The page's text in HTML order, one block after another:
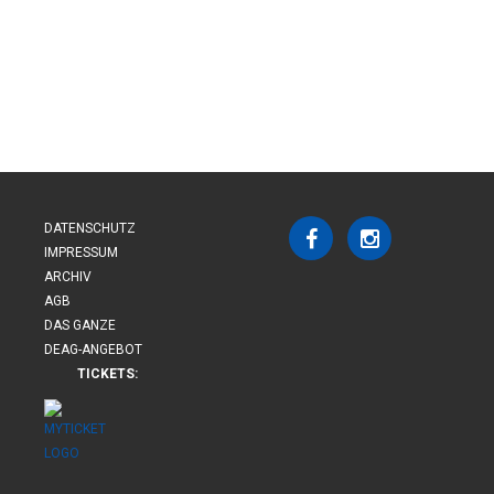
DATENSCHUTZ
IMPRESSUM
ARCHIV
AGB
DAS GANZE
DEAG-ANGEBOT
TICKETS: